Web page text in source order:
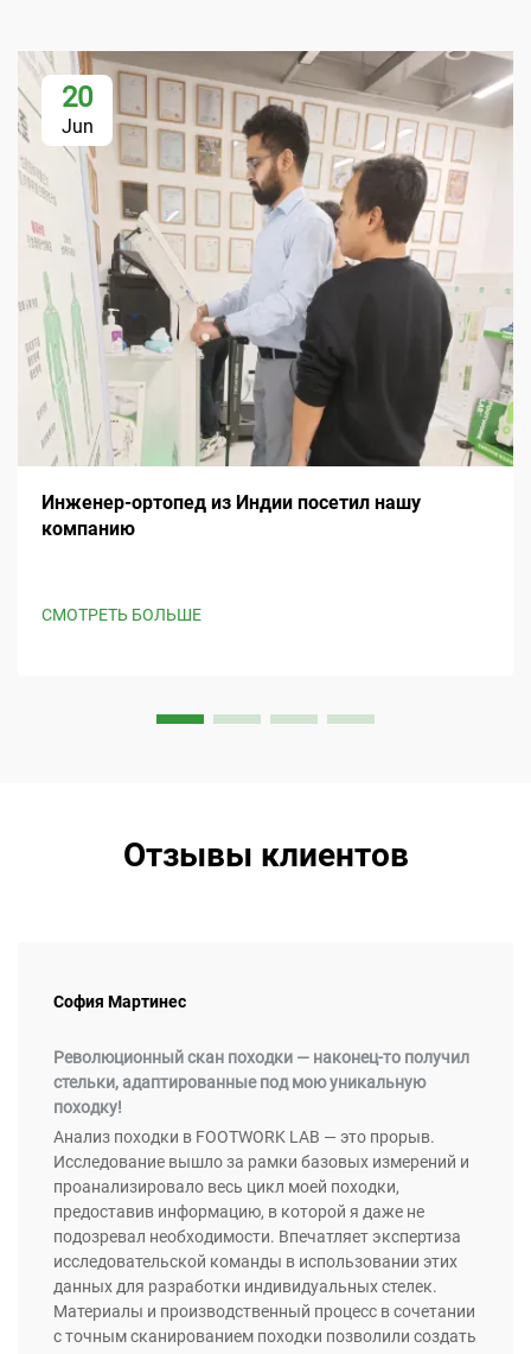
20
Jun
Инженер-ортопед из Индии посетил нашу
компанию
СМОТРЕТЬ БОЛЬШЕ
Отзывы клиентов
София Мартинес
Революционный скан походки — наконец-то получил
стельки, адаптированные под мою уникальную
походку!
Анализ походки в FOOTWORK LAB — это прорыв.
Исследование вышло за рамки базовых измерений и
проанализировало весь цикл моей походки,
предоставив информацию, в которой я даже не
подозревал необходимости. Впечатляет экспертиза
исследовательской команды в использовании этих
данных для разработки индивидуальных стелек.
Материалы и производственный процесс в сочетании
с точным сканированием походки позволили создать